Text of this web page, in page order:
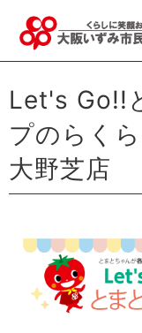
Let's Go!!
プのらく
大野芝店